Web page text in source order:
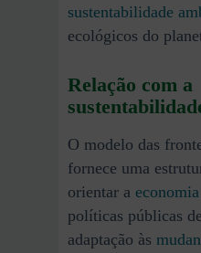
sustentabilidade
ecológicos do
Relação com a
O modelo das
fornece uma
orientar a
políticas públicas
adaptação às